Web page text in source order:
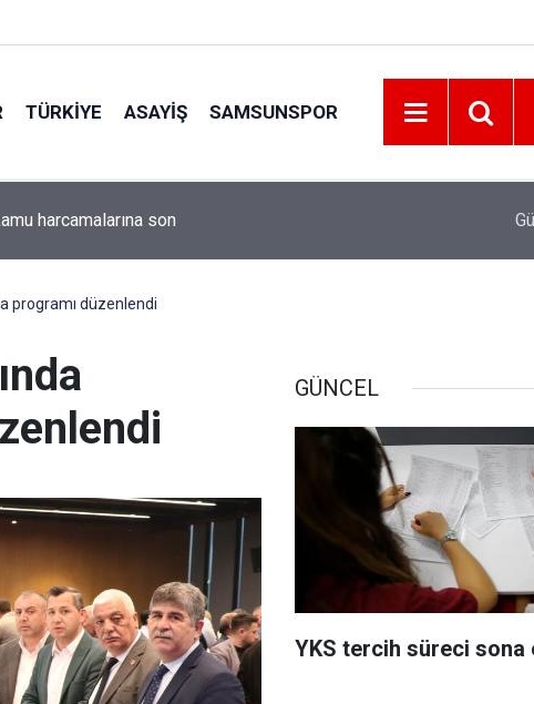
TÜRKİYE ASAYİŞ SAMSUNSPOR
harcamalarına son Aile
programı düzenlendi
GÜNCEL
YKS tercih süreci sona